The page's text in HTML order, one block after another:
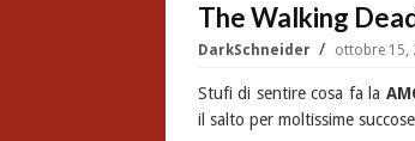
The Walking
DarkSchneider ottobre 15,
Stufi di sentire cosa fa la
il salto per moltissime